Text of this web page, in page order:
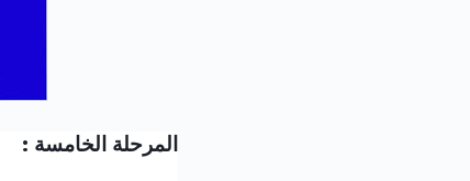
المرحلة الخامسة :